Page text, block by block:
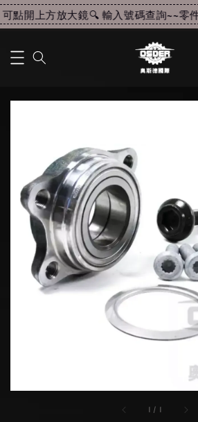
點開上方放大鏡🔍 輸入號碼查詢~~零
1 / 1